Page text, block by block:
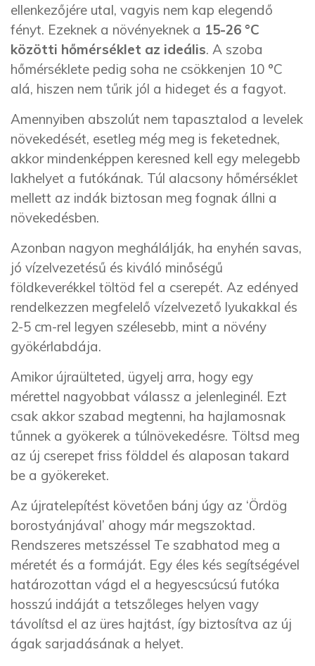
ellenkezőjére utal, vagyis nem kap elegendő
fényt. Ezeknek a növényeknek a 15-26 °C
közötti hőmérséklet az ideális. A szoba
hőmérséklete pedig soha ne csökkenjen 10 °C
alá, hiszen nem tűrik jól a hideget és a fagyot.
Amennyiben abszolút nem tapasztalod a levelek
növekedését, esetleg még meg is feketednek,
akkor mindenképpen keresned kell egy melegebb
lakhelyet a futókának. Túl alacsony hőmérséklet
mellett az indák biztosan meg fognak állni a
növekedésben.
Azonban nagyon meghálálják, ha enyhén savas,
jó vízelvezetésű és kiváló minőségű
földkeverékkel töltöd fel a cserepét. Az edényed
rendelkezzen megfelelő vízelvezető lyukakkal és
2-5 cm-rel legyen szélesebb, mint a növény
gyökérlabdája.
Amikor újraülteted, ügyelj arra, hogy egy
mérettel nagyobbat válassz a jelenleginél. Ezt
csak akkor szabad megtenni, ha hajlamosnak
tűnnek a gyökerek a túlnövekedésre. Töltsd meg
az új cserepet friss földdel és alaposan takard
be a gyökereket.
Az újratelepítést követően bánj úgy az ‘Ördög
borostyánjával’ ahogy már megszoktad.
Rendszeres metszéssel Te szabhatod meg a
méretét és a formáját. Egy éles kés segítségével
határozottan vágd el a hegyescsúcsú futóka
hosszú indáját a tetszőleges helyen vagy
távolítsd el az üres hajtást, így biztosítva az új
ágak sarjadásának a helyet.